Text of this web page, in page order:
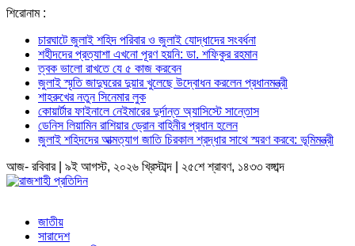
শিরোনাম :
চারঘাটে জুলাই শহিদ পরিবার ও জুলাই যোদ্ধাদের সংবর্ধনা
শহীদদের প্রত্যাশা এখনো পূরণ হয়নি: ডা. শফিকুর রহমান
ত্বক ভালো রাখতে যে ৫ কাজ করবেন
জুলাই স্মৃতি জাদুঘরের দুয়ার খুলেছে উদ্বোধন করলেন প্রধানমন্ত্রী
শাহরুখের নতুন সিনেমার লুক
কোয়ার্টার ফাইনালে নেইমারের দুর্দান্ত অ্যাসিস্টে সান্তোস
ডেনিস লিয়ামিন রাশিয়ার ড্রোন বাহিনীর প্রধান হলেন
জুলাই শহিদদের আত্মত্যাগ জাতি চিরকাল শ্রদ্ধার সাথে স্মরণ করবে: ভূমিমন্ত্রী
আজ- রবিবার | ৯ই আগস্ট, ২০২৬ খ্রিস্টাব্দ | ২৫শে শ্রাবণ, ১৪৩৩ বঙ্গাব্দ
জাতীয়
সারাদেশ